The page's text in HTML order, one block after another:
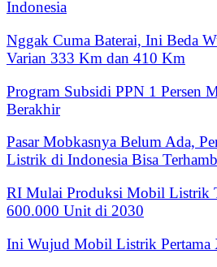
Indonesia
Nggak Cuma Baterai, Ini Beda
Varian 333 Km dan 410 Km
Program Subsidi PPN 1 Persen
Berakhir
Pasar Mobkasnya Belum Ada,
Listrik di Indonesia Bisa
RI Mulai Produksi Mobil Listrik
600.000 Unit di 2030
Ini Wujud Mobil Listrik Pertama